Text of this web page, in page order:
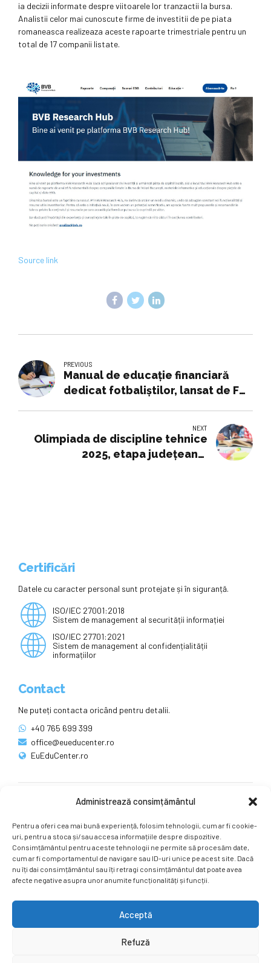
Administrează consimțământul
Pentru a oferi cea mai bună experiență, folosim tehnologii, cum ar fi cookie-
uri, pentru a stoca și/sau accesa informațiile despre dispozitive.
Consimțământul pentru aceste tehnologii ne permite să procesăm date,
cum ar fi comportamentul de navigare sau ID-uri unice pe acest site. Dacă
nu îți dai consimțământul sau îți retragi consimțământul dat poate avea
afecte negative asupra unor anumite funcționalități și funcții.
Acceptă
Refuză
ia decizii informate despre viitoarele lor tranzactii la bursa.
Analistii celor mai cunoscute firme de investitii de pe piata
romaneasca realizeaza aceste rapoarte trimestriale pentru un
total de 17 companii listate.
Source link
PREVIOUS
Manual de educaţie financiară
dedicat fotbaliştilor, lansat de FRF
NEXT
Olimpiada de discipline tehnice
2025, etapa județeană.
Certificări
Datele cu caracter personal sunt protejate și în siguranță.
ISO/IEC 27001:2018
Sistem de management al securității informației
ISO/IEC 27701:2021
Sistem de management al confidențialității
informațiilor
Contact
Ne puteți contacta oricând pentru detalii.
+40 765 699 399
office@eueducenter.ro
EuEduCenter.ro
Ne puteți găsi și pe rețelele sociale.